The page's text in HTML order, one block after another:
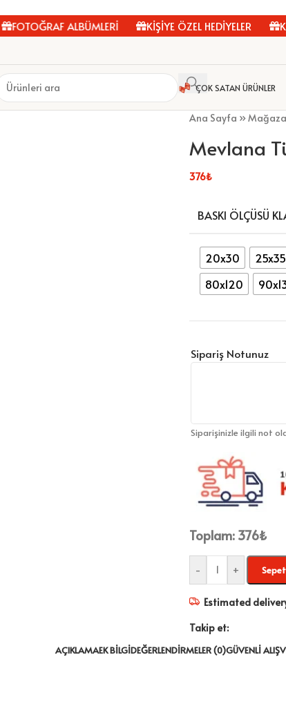
FOTOĞRAF ALBÜMLERİ KİŞİYE ÖZEL HEDİYELER
ÇOK SATAN ÜRÜNLER
Ana Sayfa »Mağaza
Mevlana
376₺
BASKI ÖLÇÜSÜ
20x30 25x35
80x120
Sipariş Notunuz
Siparişinizle ilgili not
Toplam: 376₺
- +
Estimated
Takip et:
AÇIKLAMAEK BILGIDEĞERLENDIRMELER (0)GÜVENLI